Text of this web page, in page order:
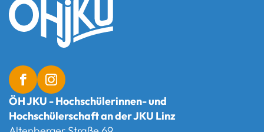
ÖH JKU - Hochschülerinnen- und
Hochschülerschaft an der JKU Linz